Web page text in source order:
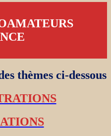
thèmes ci-dessous